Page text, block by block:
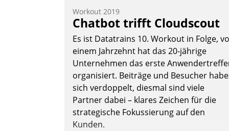
Workout 2019
Chatbot trifft Cloudscout
Es ist Datatrains 10. Workout in Folge,
einem Jahrzehnt hat das 20-jährige
Unternehmen das erste
organisiert. Beiträge und Besucher
sich verdoppelt, diesmal sind viele
Partner dabei – klares Zeichen für die
strategische Fokussierung auf den
Kunden.